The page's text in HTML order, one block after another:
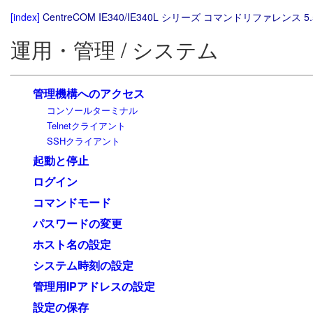
[index] CentreCOM IE340/IE340L シリーズ コマンドリファレンス
運用・管理 / システム
管理機構へのアクセス
コンソールターミナル
Telnetクライアント
SSHクライアント
起動と停止
ログイン
コマンドモード
パスワードの変更
ホスト名の設定
システム時刻の設定
管理用IPアドレスの設定
設定の保存